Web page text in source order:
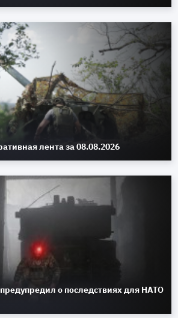
лента за 08.08.2026
о последствиях для НАТО